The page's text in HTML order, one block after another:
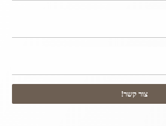
צור קשר!